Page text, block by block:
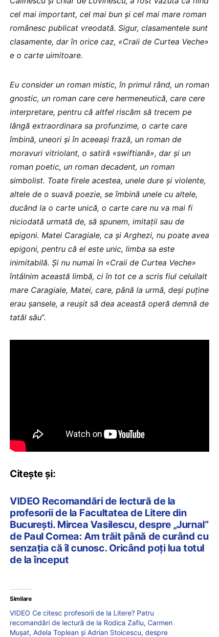
cel mai important, cel mai bun și cel mai mare roman
românesc publicat vreodată. Sigur, clasamentele sunt
clasamente, dar în orice caz, «Craii de Curtea Veche»
e o carte uimitoare.
Eu consider un roman mistic, în primul rând, un roman
gnostic, un roman care cere hermeneutică, care cere
interpretare, pentru că altfel riscăm să trecem pe
lângă extraordinara sa profunzime, o carte care
îmbină, uneori și în aceeași frază, un roman de
moravuri vitriolant, o satiră «swiftiană», dar și un
roman poetic, un roman decadent, un roman
simbolist. Toate firele acestea, unele dure și violente,
altele de o suavă poezie, se îmbină unele cu altele,
ducând la o carte unică, o carte care nu va mai fi
niciodată urmată de, să spunem, imitații sau de
epigoni. Matei Caragiale, ca și Arghezi, nu poate avea
epigoni, pentru că el este unic, limba sa este
inimitabilă. Și nu numai în «Craii de Curtea Veche»
întâlnim această limbă, ci în tot ce a scris fiul celuilalt
mare Caragiale, Matei, care, până la urmă, deși puține
erau șansele, a reușit să dea această operă demnă de
tatăl său”.
Citește și:
VIDEO Recomandări de lectură de la
profesorii de la Facultatea de Litere din
București. Mircea Vasilescu, despre „Jurnal”
de Paul Cornea: Am trăit până de curând cu
senzația că îl cunosc. Oricând poți lua totul
de la început
Similare
VIDEO Ce citesc profesorii de la Litere? Patru
recomandări de lectură de la Rodica Zafiu, Carmen
Mușat, Adela Toplean și Adrian Stoicescu, despre